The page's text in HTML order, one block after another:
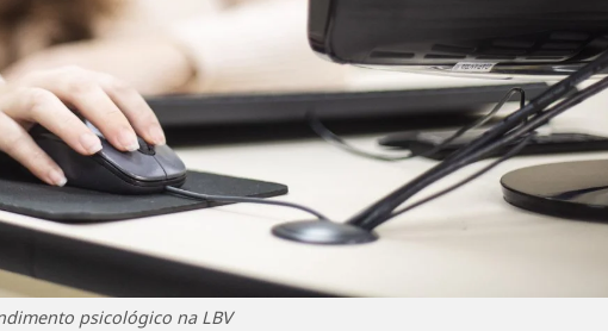
psicológico na LBV